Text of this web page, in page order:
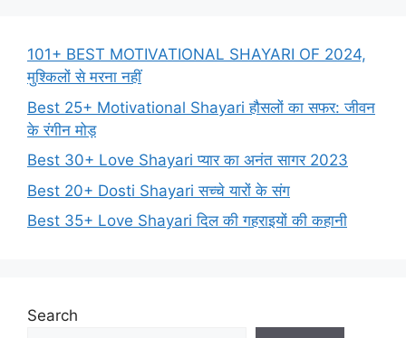
101+ BEST MOTIVATIONAL SHAYARI OF 2024,
मुश्किलों से मरना नहीं
Best 25+ Motivational Shayari हौसलों का सफर: जीवन
के रंगीन मोड़
Best 30+ Love Shayari प्यार का अनंत सागर 2023
Best 20+ Dosti Shayari सच्चे यारों के संग
Best 35+ Love Shayari दिल की गहराइयों की कहानी
Search